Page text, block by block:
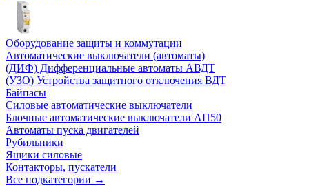
Оборудование защиты и коммутации
Автоматические выключатели (автоматы)
(ДИФ) Дифференциальные автоматы АВДТ
(УЗО) Устройства защитного отключения ВДТ
Байпасы
Силовые автоматические выключатели
Блочные автоматические выключатели АП50
Автоматы пуска двигателей
Рубильники
Ящики силовые
Контакторы, пускатели
Все подкатегории →